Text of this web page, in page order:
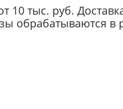
10 тыс. руб.
обрабатываются в